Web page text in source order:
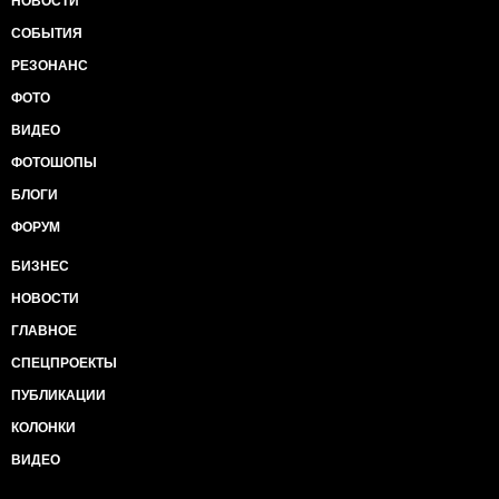
СОБЫТИЯ
РЕЗОНАНС
ФОТО
ВИДЕО
ФОТОШОПЫ
БЛОГИ
ФОРУМ
БИЗНЕС
НОВОСТИ
ГЛАВНОЕ
СПЕЦПРОЕКТЫ
ПУБЛИКАЦИИ
КОЛОНКИ
ВИДЕО